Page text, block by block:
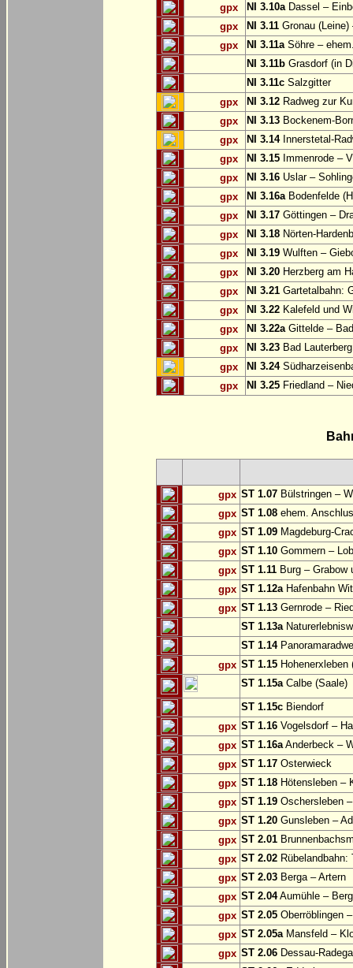
gpx
NI 3.10aDassel –
gpx
NI 3.11 Gronau
gpx
NI 3.11aSöhre –
NI 3.11b Grasdorf (in
NI 3.11c Salzgitter
gpx
NI 3.12 Radweg zur
gpx
NI 3.13 Bockenem-
gpx
NI 3.14Innerstetal-
gpx
NI 3.15 Immenrode –
gpx
NI 3.16 Uslar –
gpx
NI 3.16aBodenfelde
gpx
NI 3.17 Göttingen –
gpx
NI 3.18 Nörten-
gpx
NI 3.19 Wulften –
gpx
NI 3.20 Herzberg am
gpx
NI 3.21 Gartetalbahn:
gpx
NI 3.22 Kalefeld und
gpx
NI 3.22aGittelde –
gpx
NI 3.23 Bad
gpx
NI 3.24
gpx
NI 3.25 Friedland –
gpx ST 1.07 Bülstringen –
gpx ST 1.08 ehem.
gpx ST 1.09 Magdeburg-
gpx ST 1.10 Gommern –
gpx ST 1.11 Burg – Grabow
gpx ST 1.12aHafenbahn
gpx ST 1.13 Gernrode –
ST 1.13a
ST 1.14
gpx ST 1.15
ST 1.15aCalbe (Saale)
ST 1.15c Biendorf
gpx ST 1.16 Vogelsdorf –
gpx ST 1.16aAnderbeck –
gpx ST 1.17 Osterwieck
gpx ST 1.18 Hötensleben –
gpx ST 1.19 Oschersleben
gpx ST 1.20 Gunsleben –
gpx ST 2.01
gpx ST 2.02
gpx ST 2.03 Berga – Artern
gpx ST 2.04Aumühle –
gpx ST 2.05 Oberröblingen
gpx ST 2.05aMansfeld –
gpx ST 2.06 Dessau-